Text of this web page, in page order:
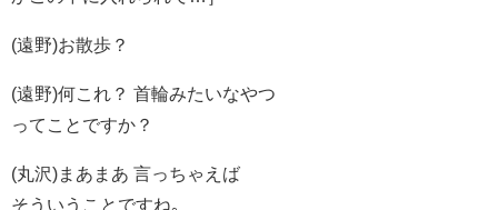
(遠野)お散歩？
(遠野)何これ？ 首輪みたいなやつ
ってことですか？
(丸沢)まあまあ 言っちゃえば
そういうことですね｡